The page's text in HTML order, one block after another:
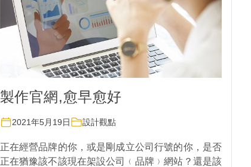
製作官網,愈早愈好
2021年5月19日 設計觀點
正在經營品牌的你，或是剛成立公司行號的你，是否
正在猶豫該不該現在架設公司﹙品牌﹚網站？還是該